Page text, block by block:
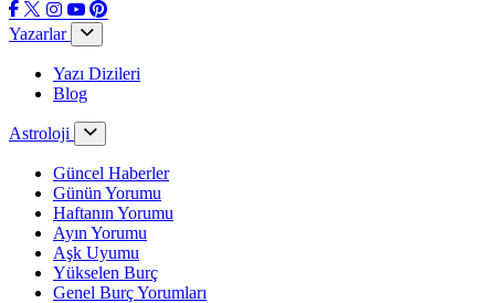
Yazarlar
Yazı Dizileri
Blog
Astroloji
Güncel Haberler
Günün Yorumu
Haftanın Yorumu
Ayın Yorumu
Aşk Uyumu
Yükselen Burç
Genel Burç Yorumları